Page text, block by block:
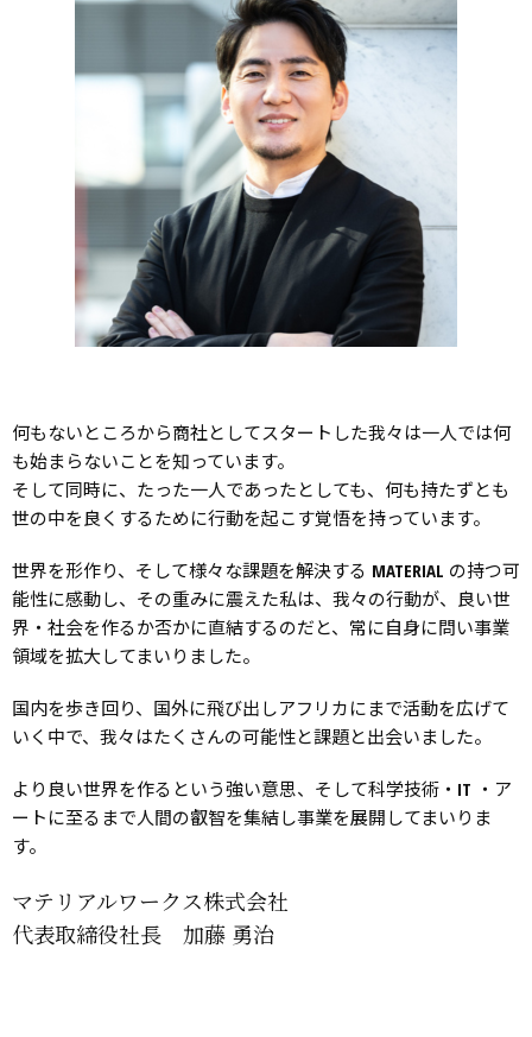
何もないところから商社としてスタートした我々は一人では何
も始まらないことを知っています。
そして同時に、たった一人であったとしても、何も持たずとも
世の中を良くするために行動を起こす覚悟を持っています。
世界を形作り、そして様々な課題を解決する MATERIAL の持つ可
能性に感動し、その重みに震えた私は、我々の行動が、良い世
界・社会を作るか否かに直結するのだと、常に自身に問い事業
領域を拡大してまいりました。
国内を歩き回り、国外に飛び出しアフリカにまで活動を広げて
いく中で、我々はたくさんの可能性と課題と出会いました。
より良い世界を作るという強い意思、そして科学技術・IT ・ア
ートに至るまで人間の叡智を集結し事業を展開してまいりま
す。
マテリアルワークス株式会社
代表取締役社長 加藤 勇治